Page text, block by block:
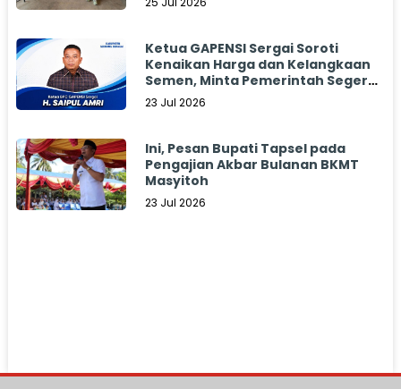
Ketua GAPENSI Sergai Soroti
Kenaikan Harga dan Kelangkaan
Semen, Minta Pemerintah Segera
Bertindak
23 Jul 2026
Ini, Pesan Bupati Tapsel pada
Pengajian Akbar Bulanan BKMT
Masyitoh
23 Jul 2026